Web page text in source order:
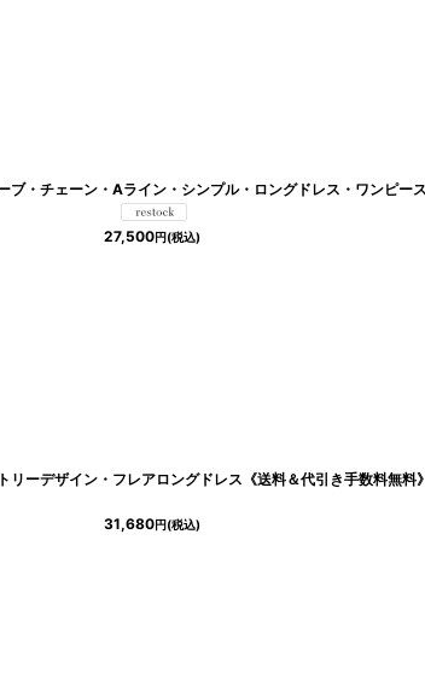
27,500円(税込)
ーデザイン・フレアロングドレス《送料＆代引き手数料無料》
31,680円(税込)